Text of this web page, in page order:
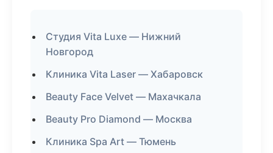
Студия Vita Luxe — Нижний
Новгород
Клиника Vita Laser — Хабаровск
Beauty Face Velvet — Махачкала
Beauty Pro Diamond — Москва
Клиника Spa Art — Тюмень